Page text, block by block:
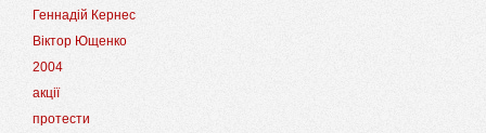
Геннадій Кернес
Віктор Ющенко
2004
акції
протести